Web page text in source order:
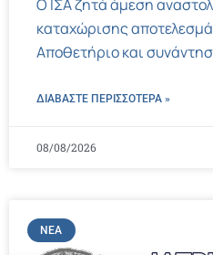
Ο ΙΣΑ ζητά άμεση
καταχώρισης
Αποθετήριο και
ΔΙΑΒΑΣΤΕ ΠΕΡΙΣΣΌΤΕΡΑ »
08/08/2026
ΝΈΑ